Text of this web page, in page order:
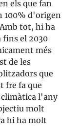
els que fan
100% d'origen
tot, hi ha
fins el 2030
més
de les
que
fre fa que
l'any
molt
hi ha molt